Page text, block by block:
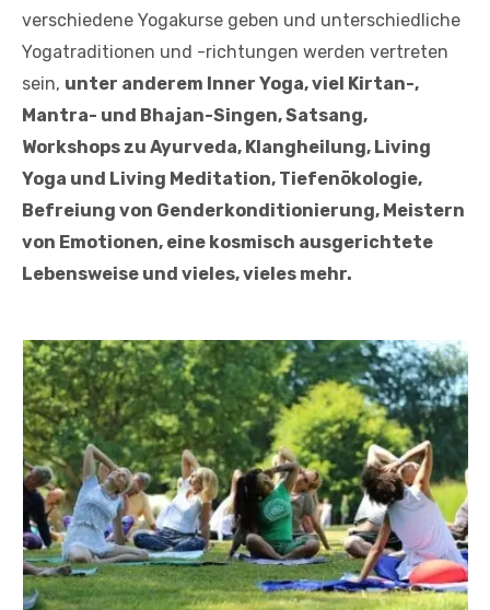
verschiedene Yogakurse geben und unterschiedliche
Yogatraditionen und -richtungen werden vertreten
sein, unter anderem Inner Yoga, viel Kirtan-,
Mantra- und Bhajan-Singen, Satsang,
Workshops zu Ayurveda, Klangheilung, Living
Yoga und Living Meditation, Tiefenökologie,
Befreiung von Genderkonditionierung, Meistern
von Emotionen, eine kosmisch ausgerichtete
Lebensweise und vieles, vieles mehr.